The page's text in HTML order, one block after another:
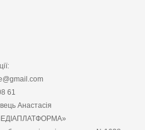
61
Анастасія